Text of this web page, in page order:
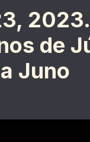
de
Juno